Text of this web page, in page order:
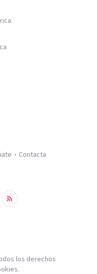
Contacta
los derechos
.